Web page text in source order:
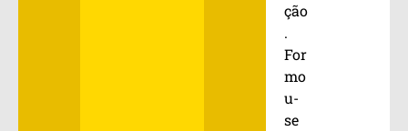
ção
.
For
mo
u-
se